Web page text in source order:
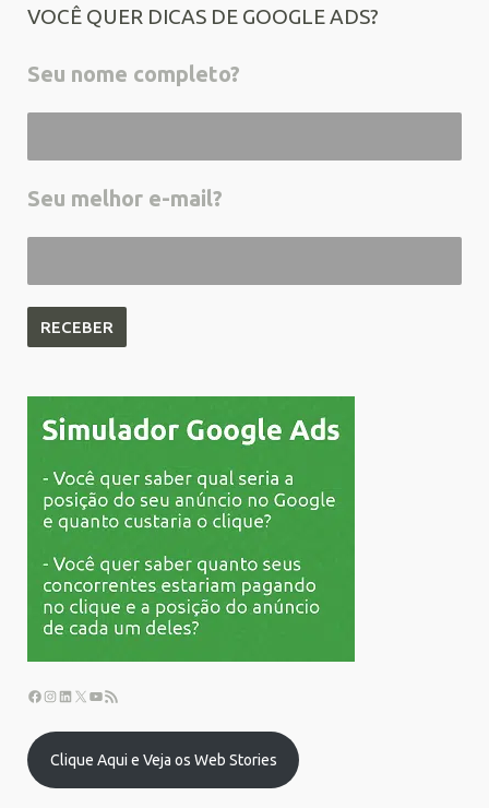
VOCÊ QUER DICAS DE GOOGLE ADS?
Seu nome completo?
Seu melhor e-mail?
Clique Aqui e Veja os Web Stories